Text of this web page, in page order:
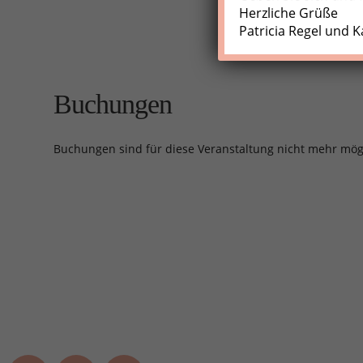
Buchungen
Buchungen sind für diese Veranstaltung nicht mehr
Herzliche Grüße
Patricia Regel und